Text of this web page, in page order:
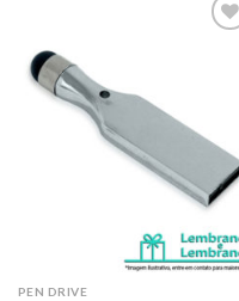
PEN DRIVE